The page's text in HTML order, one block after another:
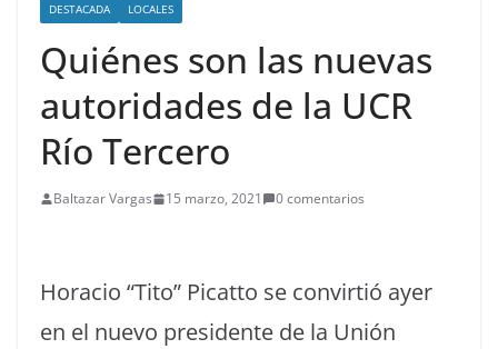
DESTACADA LOCALES
Quiénes son las nuevas
autoridades de la UCR
Río Tercero
Baltazar Vargas 15 marzo, 2021 0 comentarios
Horacio “Tito” Picatto se convirtió ayer
en el nuevo presidente de la Unión